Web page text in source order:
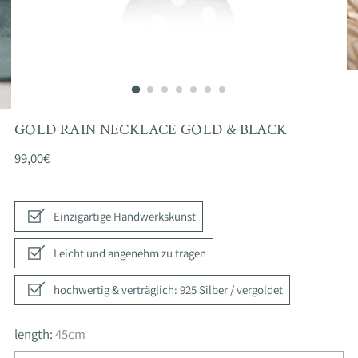
GOLD RAIN NECKLACE GOLD & BLACK
Regular
99,00€
Einzigartige Handwerkskunst
Leicht und angenehm zu tragen
hochwertig & verträglich: 925 Silber / vergoldet
length:45cm